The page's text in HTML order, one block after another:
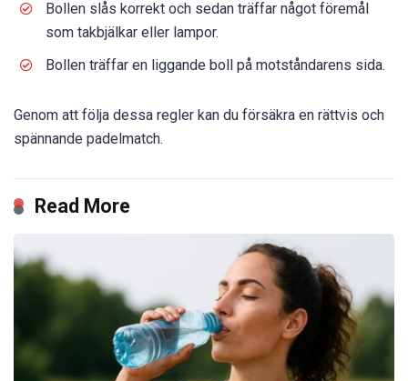
Bollen slås korrekt och sedan träffar något föremål
som takbjälkar eller lampor.
Bollen träffar en liggande boll på motståndarens sida.
Genom att följa dessa regler kan du försäkra en rättvis och
spännande padelmatch.
Read More